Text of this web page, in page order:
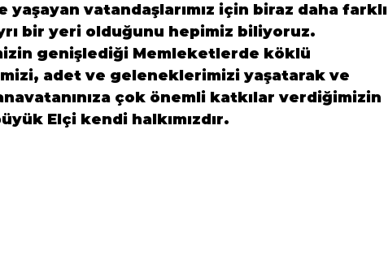
vatandaşlarımız için biraz daha farklı
bir yeri olduğunu hepimiz biliyoruz.
genişlediği Memleketlerde köklü
adet ve geleneklerimizi yaşatarak ve
çok önemli katkılar verdiğimizin
Elçi kendi halkımızdır.